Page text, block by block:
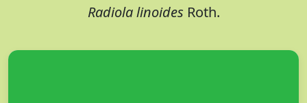
Radiola linoides Roth.